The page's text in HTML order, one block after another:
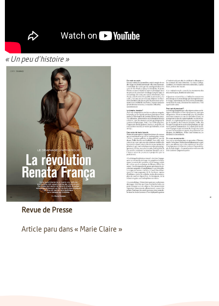
« Un peu d’histoire »
Revue de Presse
Article paru dans « Marie Claire »